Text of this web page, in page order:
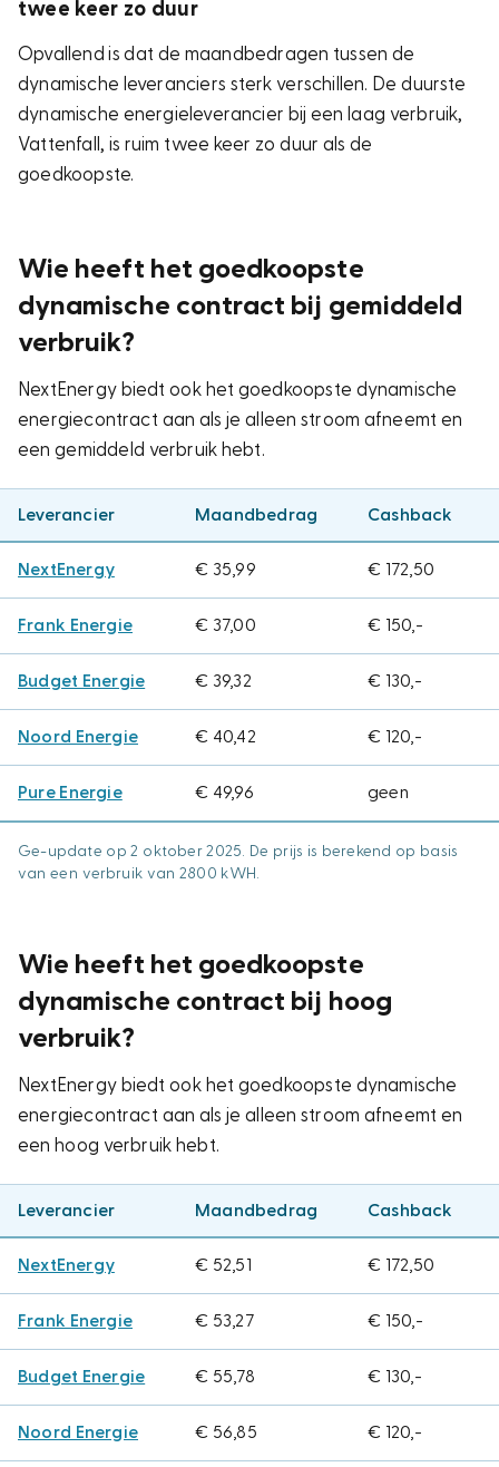
twee keer zo duur
Opvallend is dat de maandbedragen tussen de
dynamische leveranciers sterk verschillen. De duurste
dynamische energieleverancier bij een laag verbruik,
Vattenfall, is ruim twee keer zo duur als de
goedkoopste.
Wie heeft het goedkoopste
dynamische contract bij gemiddeld
verbruik?
NextEnergy biedt ook het goedkoopste dynamische
energiecontract aan als je alleen stroom afneemt en
een gemiddeld verbruik hebt.
Leverancier Maandbedrag Cashback
NextEnergy € 35,99 € 172,50
Frank Energie € 37,00 € 150,-
Budget Energie € 39,32 € 130,-
Noord Energie € 40,42 € 120,-
Pure Energie € 49,96 geen
Ge-update op 2 oktober 2025. De prijs is berekend op basis
van een verbruik van 2800 kWH.
Wie heeft het goedkoopste
dynamische contract bij hoog
verbruik?
NextEnergy biedt ook het goedkoopste dynamische
energiecontract aan als je alleen stroom afneemt en
een hoog verbruik hebt.
Leverancier Maandbedrag Cashback
NextEnergy € 52,51 € 172,50
Frank Energie € 53,27 € 150,-
Budget Energie € 55,78 € 130,-
Noord Energie € 56,85 € 120,-